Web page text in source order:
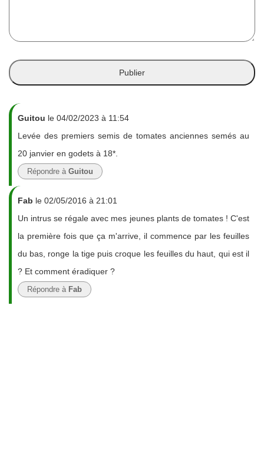
Guitou le 04/02/2023 à 11:54
Levée des premiers semis de tomates anciennes semés au
20 janvier en godets à 18*.
Répondre à Guitou
Fab le 02/05/2016 à 21:01
Un intrus se régale avec mes jeunes plants de tomates ! C'est
la première fois que ça m'arrive, il commence par les feuilles
du bas, ronge la tige puis croque les feuilles du haut, qui est il
? Et comment éradiquer ?
Répondre à Fab